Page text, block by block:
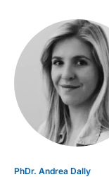
PhDr. Andrea Dally